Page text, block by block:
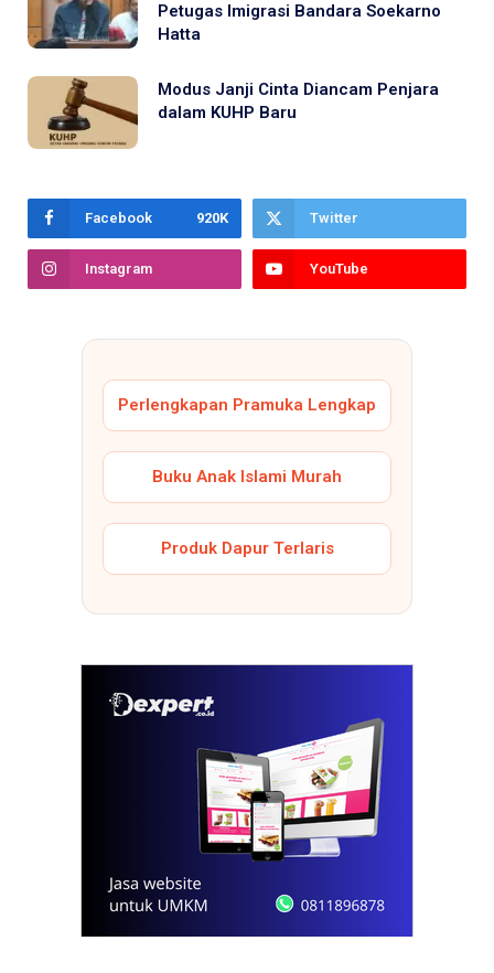
Petugas Imigrasi Bandara Soekarno
Hatta
Modus Janji Cinta Diancam Penjara
dalam KUHP Baru
Facebook 920K Twitter
Instagram YouTube
Perlengkapan Pramuka Lengkap
Buku Anak Islami Murah
Produk Dapur Terlaris